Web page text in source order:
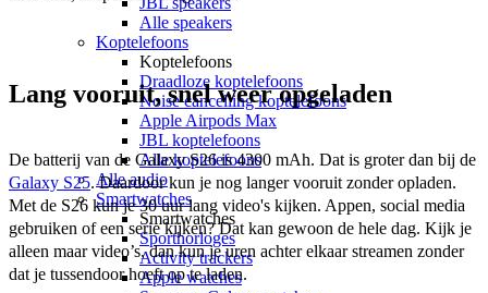
Alle speakers
Koptelefoons
Koptelefoons
Draadloze koptelefoons
Noise cancelling koptelefoons
Apple Airpods Max
JBL koptelefoons
Alle koptelefoons
Alle audio
Smartwatches
Smartwatches
Sporthorloges
Activity trackers
Apple watches
Lang vooruit, snel weer opgeladen
Galaxy S25. Daardoor kun je nog langer vooruit zonder opladen.
Met de S26 kun je 30 uur lang video's kijken. Appen, social media
gebruiken of een serie kijken? Dat kan gewoon de hele dag. Kijk je
alleen maar video’s, dan kun je uren achter elkaar streamen zonder
dat je tussendoor hoeft op te laden.